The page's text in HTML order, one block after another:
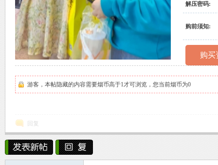
解压密码:
购前须知:
购买
游客，本帖隐藏的内容需要烟币高于1才可浏览，您当前烟币为0
回复